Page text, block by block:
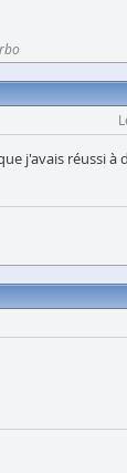
j'avais réussi